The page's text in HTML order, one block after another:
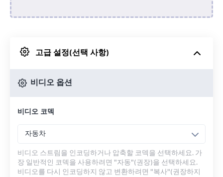
Google 드라이브에서
고급 설정(선택 사항)
비디오 옵션
비디오 코덱
자동차
비디오 스트림을 인코딩하거나 압축할 코덱을 선택하세요. 가
장 일반적인 코덱을 사용하려면 "자동"(권장)을 선택하세요.
비디오를 다시 인코딩하지 않고 변환하려면 "복사"(권장하지